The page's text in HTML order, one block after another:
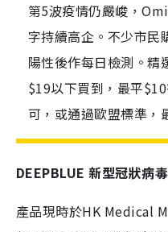
第5波疫情仍嚴峻，
字持續高企。不少市民
陽性後作每日檢測。精
$19以下買到，最平
可，或通過歐盟標準，
DEEPBLUE 新型冠狀病
產品現時於HK Medical